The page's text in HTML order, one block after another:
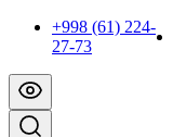
+998 (61) 224-
27-73